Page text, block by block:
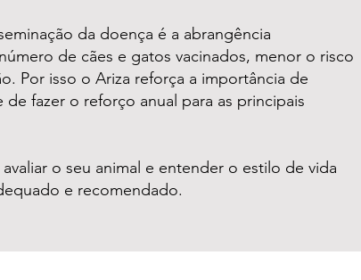
da doença é a abrangência
de cães e gatos vacinados, menor o risco
Por isso o Ariza reforça a importância de
fazer o reforço anual para as principais
o seu animal e entender o estilo de vida
e recomendado.